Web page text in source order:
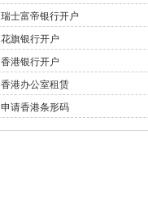
瑞士富帝银行开户
花旗银行开户
香港银行开户
香港办公室租赁
申请香港条形码